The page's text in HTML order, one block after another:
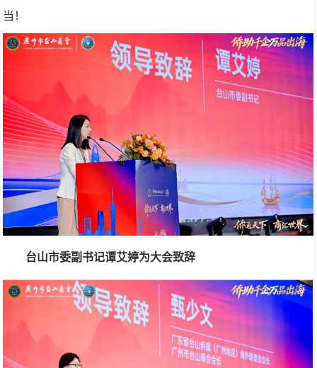
当！
台山市委副书记谭艾婷为大会致辞